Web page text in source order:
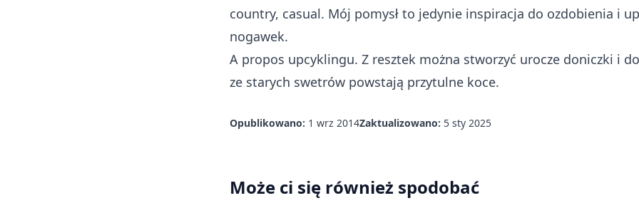
country, casual. Mój pomysł to jedynie inspiracja do ozdobienia i
nogawek.
A propos upcyklingu. Z resztek można stworzyć urocze doniczki i
ze starych swetrów powstają przytulne koce.
Opublikowano: 1 wrz 2014Zaktualizowano: 5 sty 2025
Może ci się również spodobać